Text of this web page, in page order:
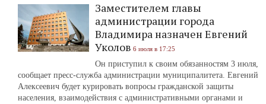
Заместителем главы
администрации города
Владимира назначен Евгений
Уколов 6 июля в 17:25
Он приступил к своим обязанностям 3 июля,
сообщает пресс-служба администрации муниципалитета. Евгений
Алексеевич будет курировать вопросы гражданской защиты
населения, взаимодействия с административными органами и